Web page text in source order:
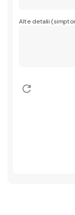
Alte detalii